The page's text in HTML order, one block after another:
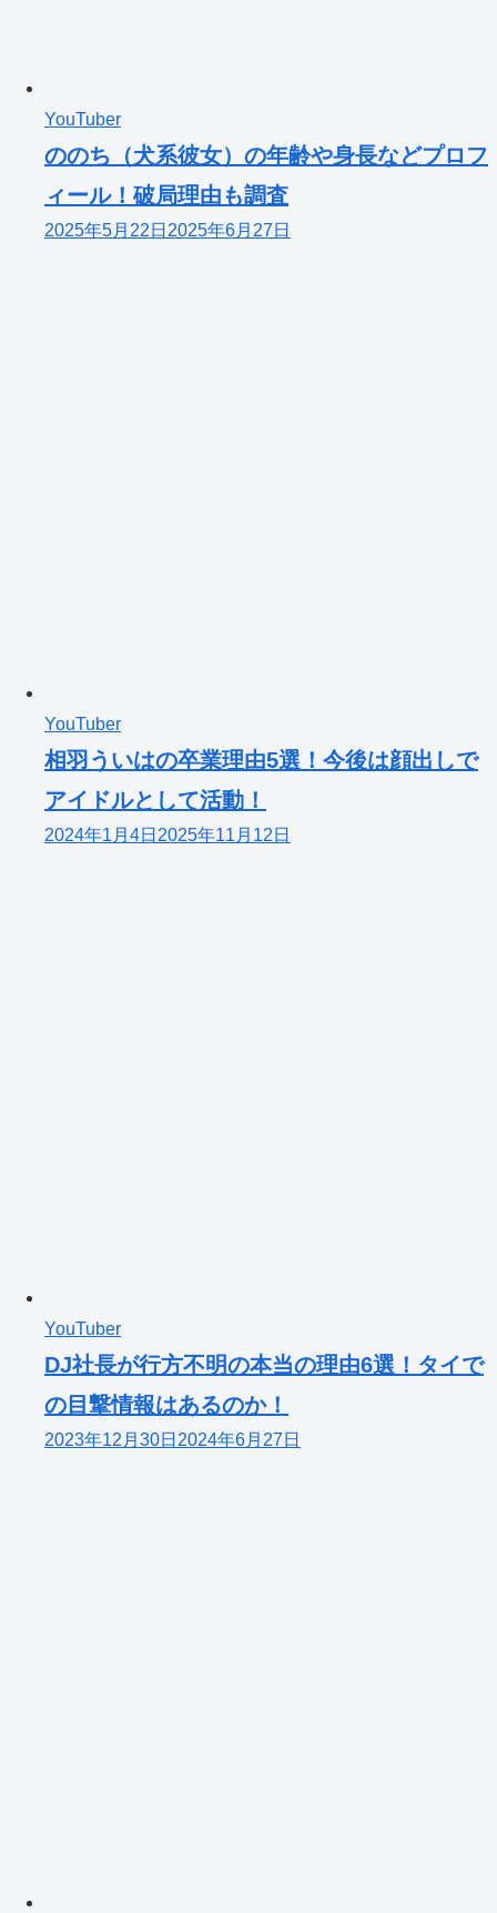
YouTuber
ののち（犬系彼女）の年齢や身長などプロフ
ィール！破局理由も調査
2025年5月22日 2025年6月27日
YouTuber
相羽ういはの卒業理由5選！今後は顔出しで
アイドルとして活動！
2024年1月4日 2025年11月12日
YouTuber
DJ社長が行方不明の本当の理由6選！タイで
の目撃情報はあるのか！
2023年12月30日 2024年6月27日